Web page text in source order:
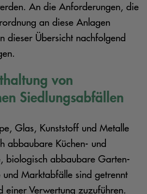
An die Anforderungen, die
an diese Anlagen
dieser Übersicht nachfolgend
von
Siedlungsabfällen
Glas, Kunststoff und Metalle
abbaubare Küchen- und
biologisch abbaubare Garten-
und Marktabfälle sind getrennt
einer Verwertung zuzuführen.